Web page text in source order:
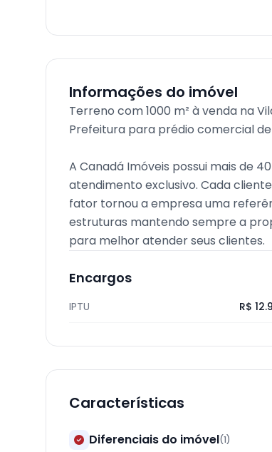
Informações do imóvel
Terreno com 1000 m² à venda na
Prefeitura para prédio comercial
A Canadá Imóveis possui mais de
atendimento exclusivo. Cada
fator tornou a empresa uma
estruturas mantendo sempre a
para melhor atender seus clientes.
Encargos
IPTU R$
Características
Diferenciais do imóvel(1)